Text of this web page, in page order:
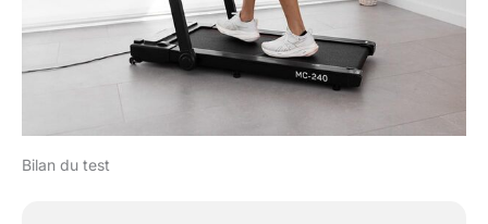
Bilan du test